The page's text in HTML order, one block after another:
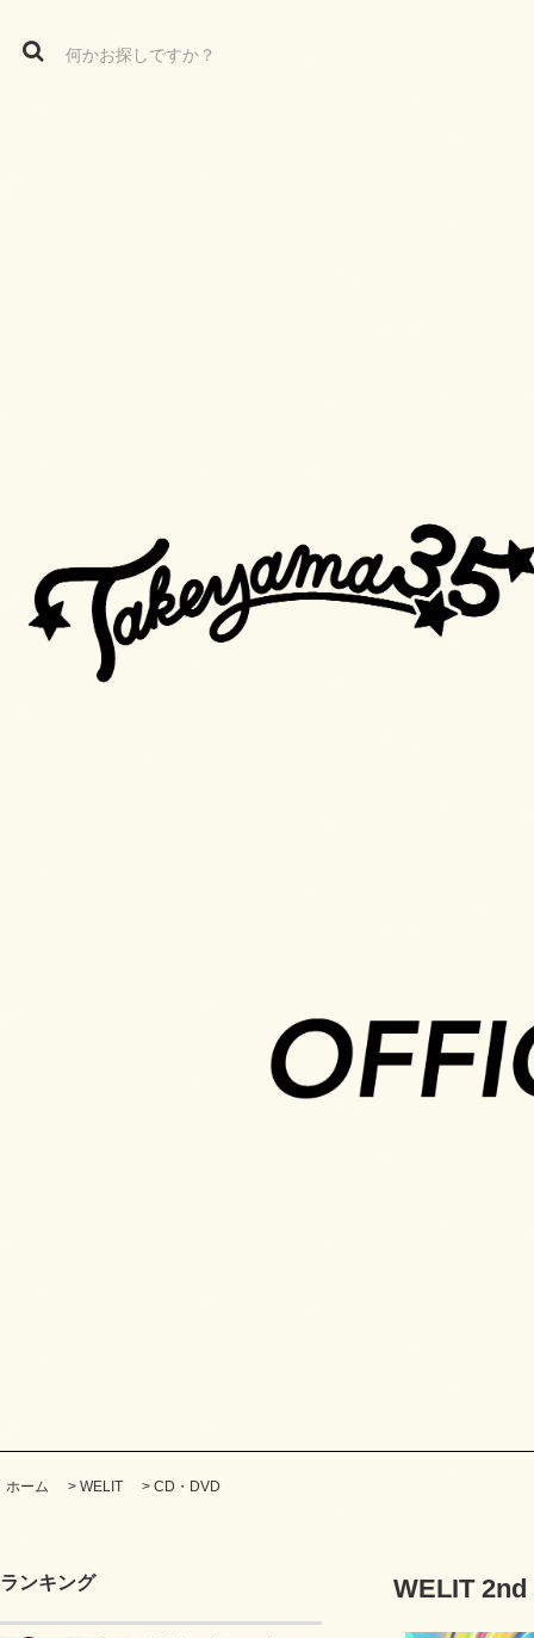
ホーム > WELIT > CD・DVD
ランキング WELIT